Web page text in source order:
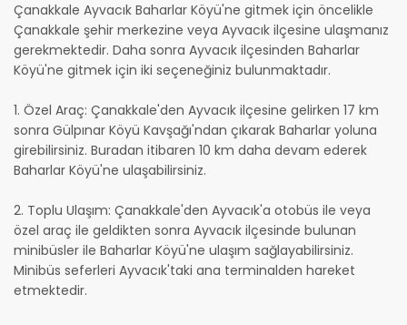
Çanakkale Ayvacık Baharlar Köyü'ne gitmek için öncelikle
Çanakkale şehir merkezine veya Ayvacık ilçesine ulaşmanız
gerekmektedir. Daha sonra Ayvacık ilçesinden Baharlar
Köyü'ne gitmek için iki seçeneğiniz bulunmaktadır.
1. Özel Araç: Çanakkale'den Ayvacık ilçesine gelirken 17 km
sonra Gülpınar Köyü Kavşağı'ndan çıkarak Baharlar yoluna
girebilirsiniz. Buradan itibaren 10 km daha devam ederek
Baharlar Köyü'ne ulaşabilirsiniz.
2. Toplu Ulaşım: Çanakkale'den Ayvacık'a otobüs ile veya
özel araç ile geldikten sonra Ayvacık ilçesinde bulunan
minibüsler ile Baharlar Köyü'ne ulaşım sağlayabilirsiniz.
Minibüs seferleri Ayvacık'taki ana terminalden hareket
etmektedir.